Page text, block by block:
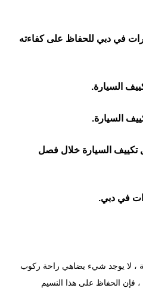
في دبي للحفاظ على كفاءته
السيارة.
السيارة.
تكييف السيارة خلال فصل
في دبي.
لا يوجد شيء يضاهي راحة ركوب
فإن الحفاظ على هذا النسيم